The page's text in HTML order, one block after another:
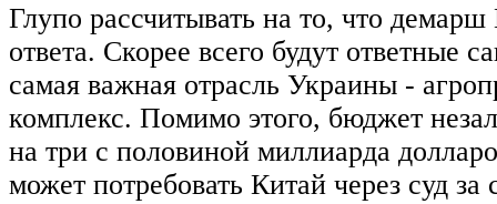
Глупо рассчитывать на то, что демарш
ответа. Скорее всего будут ответные
самая важная отрасль Украины -
комплекс. Помимо этого, бюджет
на три с половиной миллиарда
может потребовать Китай через суд за